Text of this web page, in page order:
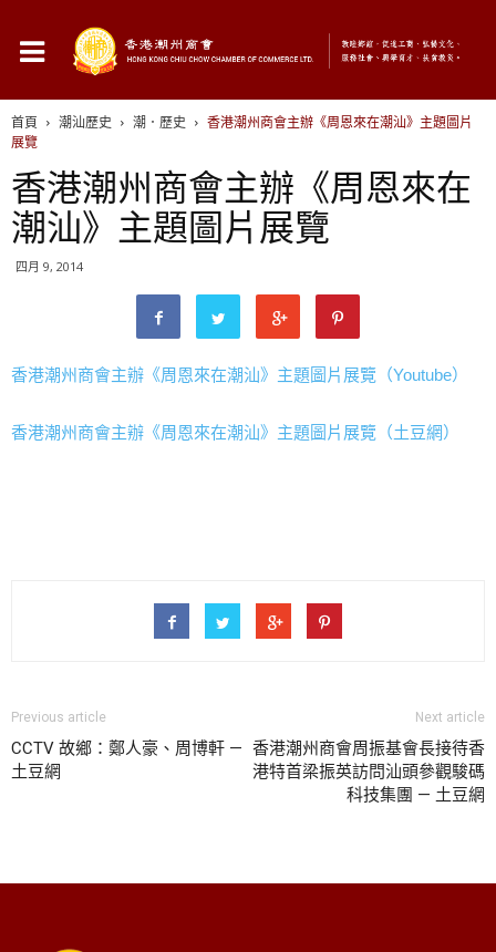
首頁 潮汕歷史 潮．歷史
香港潮州商會主辦《周恩來在潮汕》主題圖片
展覽
香港潮州商會主辦《周恩來在
潮汕》主題圖片展覽
四月 9, 2014
香港潮州商會主辦《周恩來在潮汕》主題圖片展覽（Youtube）
香港潮州商會主辦《周恩來在潮汕》主題圖片展覽（土豆網）
Previous article
CCTV 故鄉：鄭人豪、周博軒 —
土豆網
Next article
香港潮州商會周振基會長接待香
港特首梁振英訪問汕頭參觀駿碼
科技集團 — 土豆網